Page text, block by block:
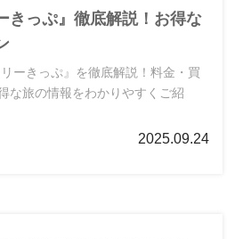
きっぷ』徹底解説！お得な
ーきっぷ』を徹底解説！料金・買
な旅の情報をわかりやすくご紹
2025.09.24